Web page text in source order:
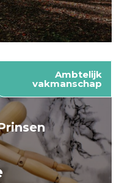
Ambtelijk
vakmanschap